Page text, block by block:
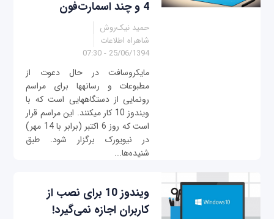
4 و چند اسمارت‌فون
حمید نیک‌روش
شاهراه اطلاعات
25/06/1394 - 07:30
مایکروسافت در حال دعوت از
مطبوعات و رسانه‫ها برای مراسم
رونمایی از دستگاه‫هایی است که با
ویندوز 10 کار می‫کنند. این مراسم قرار
است که روز 6 اکتبر (برابر با 14 مهر)
در نیویورک برگزار شود. طبق
شنیده‌ها...
ویندوز 10 برای نصب از
کاربران اجازه نمی‌گیرد!